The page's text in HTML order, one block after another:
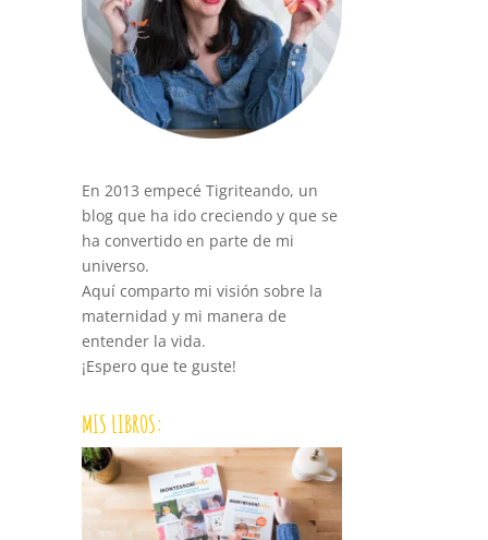
En 2013 empecé Tigriteando, un
blog que ha ido creciendo y que se
ha convertido en parte de mi
universo.
Aquí comparto mi visión sobre la
maternidad y mi manera de
entender la vida.
¡Espero que te guste!
MIS LIBROS: